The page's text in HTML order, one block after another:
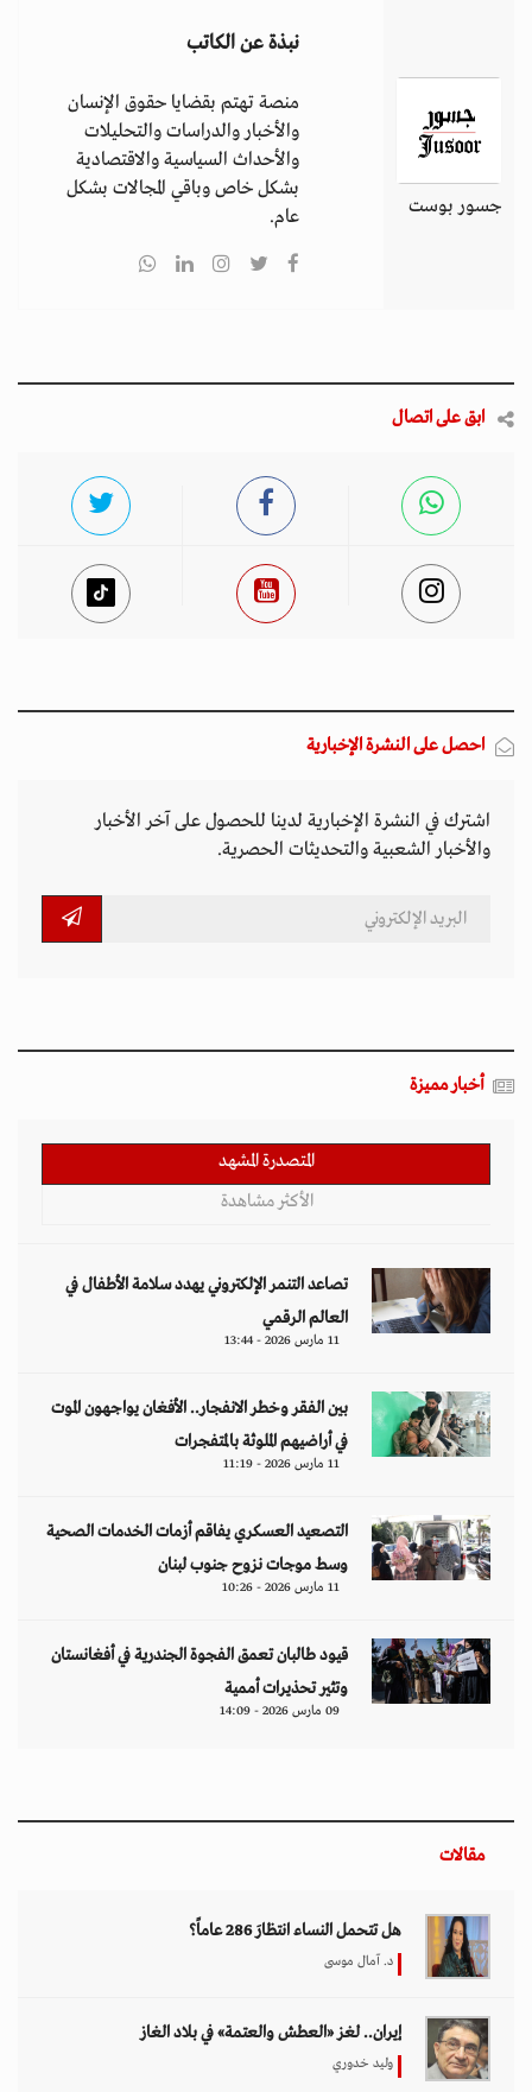
جسور بوست
نبذة عن الكاتب
منصة تهتم بقضايا حقوق الإنسان
والأخبار والدراسات والتحليلات
والأحداث السياسية والاقتصادية
بشكل خاص وباقي المجالات بشكل
عام.
ابق على اتصال
احصل على النشرة الإخبارية
اشترك في النشرة الإخبارية لدينا للحصول على آخر الأخبار
والأخبار الشعبية والتحديثات الحصرية.
أخبار مميزة
المتصدرة المشهد
الأكثر مشاهدة
تصاعد التنمر الإلكتروني يهدد سلامة الأطفال في
العالم الرقمي
11 مارس 2026 - 13:44
بين الفقر وخطر الانفجار.. الأفغان يواجهون الموت
في أراضيهم الملوثة بالمتفجرات
11 مارس 2026 - 11:19
التصعيد العسكري يفاقم أزمات الخدمات الصحية
وسط موجات نزوح جنوب لبنان
11 مارس 2026 - 10:26
قيود طالبان تعمق الفجوة الجندرية في أفغانستان
وتثير تحذيرات أممية
09 مارس 2026 - 14:09
مقالات
هل تتحمل النساء انتظارَ 286 عاماً؟
د. آمال موسى
إيران.. لغز «العطش والعتمة» في بلاد الغاز
وليد خدوري